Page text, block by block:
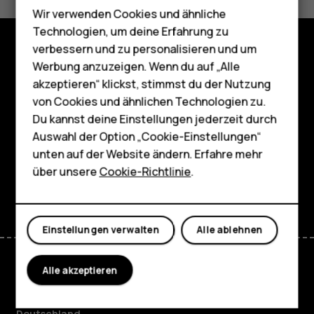
Telefone für Senioren
Zubehör
HMD Terra M
Für Unternehmen
Tablets
Shop
Mein Konto
Shop
Über
Planet and people
Support
Wir verwenden Cookies und ähnliche
Technologien, um deine Erfahrung zu
verbessern und zu personalisieren und um
Werbung anzuzeigen. Wenn du auf „Alle
akzeptieren“ klickst, stimmst du der Nutzung
von Cookies und ähnlichen Technologien zu.
Du kannst deine Einstellungen jederzeit durch
Auswahl der Option „Cookie-Einstellungen“
unten auf der Website ändern. Erfahre mehr
über unsereCookie-Richtlinie.
Alle ablehnen
Einstellungen verwalten
Alle akzeptieren